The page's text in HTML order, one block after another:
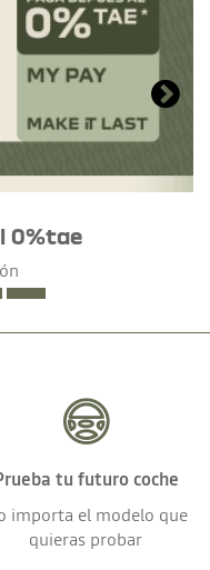
0%tae
tu futuro coche
importa el modelo que
quieras probar